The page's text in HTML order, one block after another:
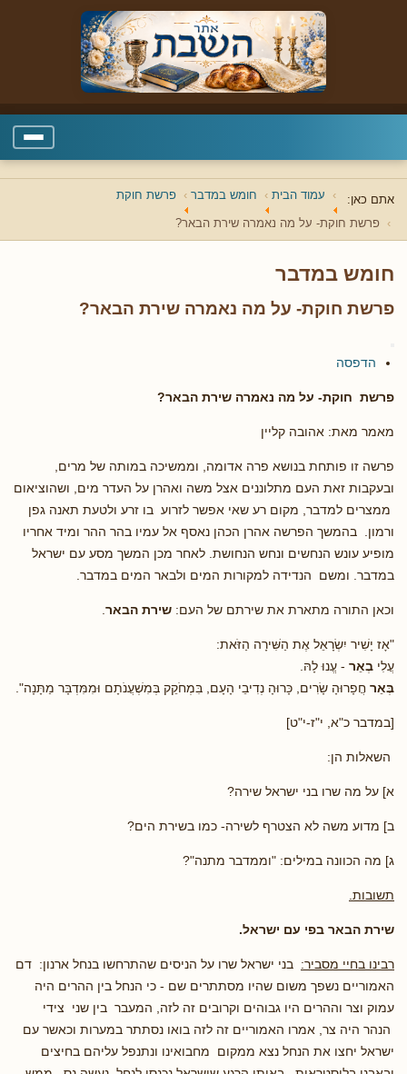
אתם כאן: עמוד הבית חומש במדבר פרשת חוקת
פרשת חוקת- על מה נאמרה שירת הבאר?
חומש במדבר
פרשת חוקת- על מה נאמרה שירת הבאר?
הדפסה
פרשת חוקת- על מה נאמרה שירת הבאר?
מאמר מאת: אהובה קליין
פרשה זו פותחת בנושא פרה אדומה, וממשיכה במותה של מרים,
ובעקבות זאת העם מתלוננים אצל משה ואהרן על העדר מים, ושהוציאום
ממצרים למדבר, מקום רע שאי אפשר לזרוע בו זרע ולטעת תאנה גפן
ורמון. בהמשך הפרשה אהרן הכהן נאסף אל עמיו בהר ההר ומיד אחריו
מופיע עונש הנחשים ונחש הנחושת. לאחר מכן המשך מסע עם ישראל
במדבר. ומשם הנדידה למקורות המים ולבאר המים במדבר.
וכאן התורה מתארת את שירתם של העם: שירת הבאר
"אָז יָשִׁיר יִשְׂרָאֵל אֶת הַשִּׁירָה הַזֹּאת:
עֲלִי בְאֵר - עֱנוּ לָהּ.
בְּאֵר חֲפָרוּהָ שָׂרִים, כָּרוּהָ נְדִיבֵי הָעָם, בִּמְחֹקֵק בְּמִשְׁעֲנֹתָם וּמִמִּדְבָּר מַתָּנָה".
[במדבר כ"א, י"ז-י"ט]
השאלות הן:
א] על מה שרו בני ישראל שירה?
ב] מדוע משה לא הצטרף לשירה- כמו בשירת הים?
ג] מה הכוונה במילים: "וממדבר מתנה"?
תשובות.
שירת הבאר בפי עם ישראל.
רבינו בחיי מסביר: בני ישראל שרו על הניסים שהתרחשו בנחל ארנון: דם
האמוריים נשפך משום שהיו מסתתרים שם - כי הנחל בין ההרים היה
עמוק וצר וההרים היו גבוהים וקרובים זה לזה, המעבר בין שני צידי
הנהר היה צר, אמרו האמוריים זה לזה בואו נסתתר במערות וכאשר עם
ישראל יחצו את הנחל נצא ממקום מחבואינו ונתנפל עליהם בחיצים